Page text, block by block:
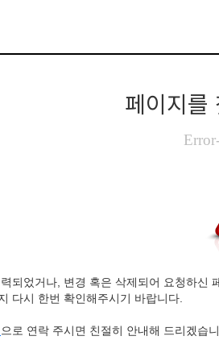
페이지를
되었거나, 변경 혹은 삭제되어 요청하신
다시 한번 확인해주시기 바랍니다.
으로 연락 주시면 친절히 안내해 드리겠습